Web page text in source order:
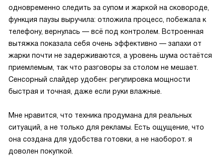
одновременно следить за супом и жаркой на сковороде,
функция паузы выручила: отложила процесс, побежала к
телефону, вернулась — всё под контролем. Встроенная
вытяжка показала себя очень эффективно — запахи от
жарки почти не задерживаются, а уровень шума остаётся
приемлемым, так что разговоры за столом не мешает.
Сенсорный слайдер удобен: регулировка мощности
быстрая и точная, даже если руки влажные.
Мне нравится, что техника продумана для реальных
ситуаций, а не только для рекламы. Есть ощущение, что
она создана для удобства готовки, а не наоборот. я
доволен покупкой.